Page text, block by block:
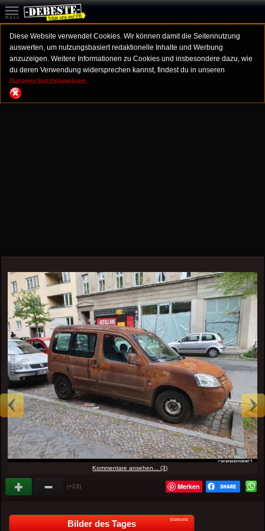
Diese Website verwendet Cookies. Wir können damit die Seitennutzung
auswerten, um nutzungsbasiert redaktionelle Inhalte und Werbung
anzuzeigen. Weitere Informationen zu Cookies und insbesondere dazu, wie
du deren Verwendung widersprechen kannst, findest du in unseren
Datenschutzhinweisen.
Kommentare ansehen... (3)
(+23) Merken
Bilder des Tages Startseite